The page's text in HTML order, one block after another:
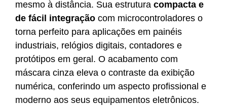
mesmo à distância. Sua estrutura compacta e
de fácil integração com microcontroladores o
torna perfeito para aplicações em painéis
industriais, relógios digitais, contadores e
protótipos em geral. O acabamento com
máscara cinza eleva o contraste da exibição
numérica, conferindo um aspecto profissional e
moderno aos seus equipamentos eletrônicos.